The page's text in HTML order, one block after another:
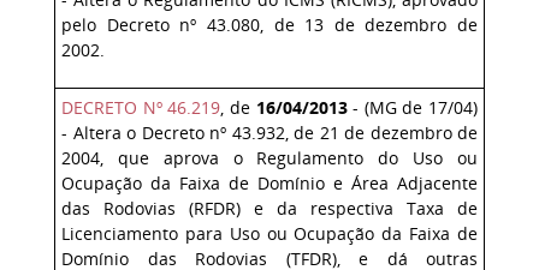
pelo Decreto nº 43.080, de 13 de dezembro de
2002.
DECRETO Nº 46.219, de 16/04/2013- (MG de 17/04)
- Altera o Decreto nº 43.932, de 21 de dezembro de
2004, que aprova o Regulamento do Uso ou
Ocupação da Faixa de Domínio e Área Adjacente
das Rodovias (RFDR) e da respectiva Taxa de
Licenciamento para Uso ou Ocupação da Faixa de
Domínio das Rodovias (TFDR), e dá outras